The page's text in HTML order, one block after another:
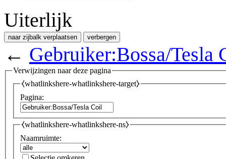
Uiterlijk
naar zijbalk verplaatsen verbergen
← Gebruiker:Bossa/Tesla
Verwijzingen naar deze pagina
⧼whatlinkshere-whatlinkshere-target⧽
Pagina:
⧼whatlinkshere-whatlinkshere-ns⧽
Naamruimte: